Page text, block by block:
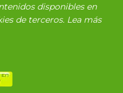
disponibles en
de terceros. Lea más